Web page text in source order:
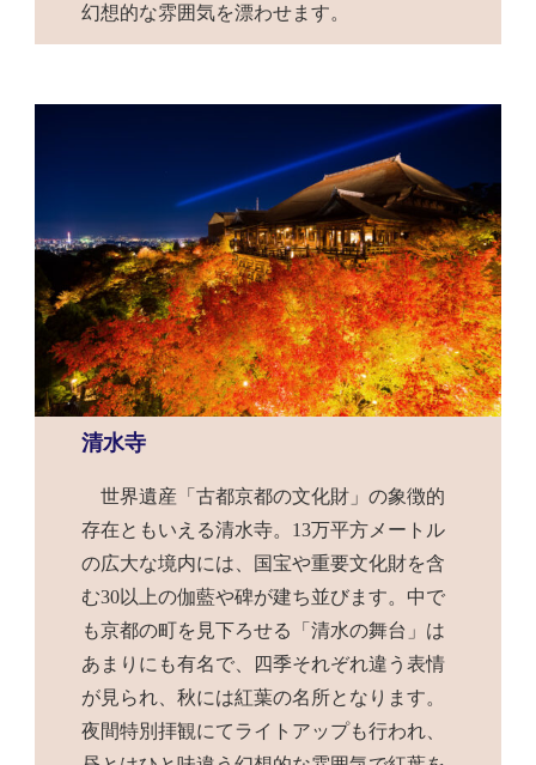
幻想的な雰囲気を漂わせます。
清水寺
世界遺産「古都京都の文化財」の象徴的
存在ともいえる清水寺。13万平方メートル
の広大な境内には、国宝や重要文化財を含
む30以上の伽藍や碑が建ち並びます。中で
も京都の町を見下ろせる「清水の舞台」は
あまりにも有名で、四季それぞれ違う表情
が見られ、秋には紅葉の名所となります。
夜間特別拝観にてライトアップも行われ、